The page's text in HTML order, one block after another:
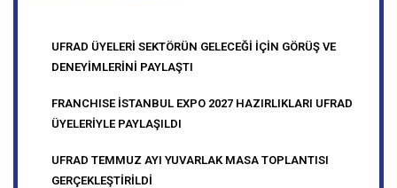
Son Yazılar
UFRAD ÜYELERİ SEKTÖRÜN GELECEĞİ İÇİN GÖRÜŞ VE
DENEYİMLERİNİ PAYLAŞTI
FRANCHISE İSTANBUL EXPO 2027 HAZIRLIKLARI UFRAD
ÜYELERİYLE PAYLAŞILDI